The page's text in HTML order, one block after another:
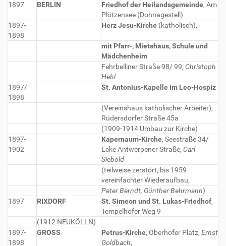
1897
BERLIN Friedhof der Heilandsgemeinde, Am
Plötzensee (Dohnagestell)
1897-
1898
Herz Jesu-Kirche (katholisch),
mit Pfarr-, Mietshaus, Schule und
Mädchenheim
Fehrbelliner Straße 98/ 99, Christoph
Hehl
1897/
1898
St. Antonius-Kapelle im Leo-Hospiz
(Vereinshaus katholischer Arbeiter),
Rüdersdorfer Straße 45a
(1909-1914 Umbau zur Kirche)
1897-
1902
Kapernaum-Kirche, Seestraße 34/
Ecke Antwerpener Straße, Carl
Siebold
(teilweise zerstört, bis 1959
vereinfachter Wiederaufbau,
Peter Berndt, Günther Behrmann)
1897
RIXDORF St. Simeon und St. Lukas-Friedhof,
Tempelhofer Weg 9
(1912 NEUKÖLLN)
1897-
1898
GROSS Petrus-Kirche, Oberhofer Platz, Ernst
Goldbach,